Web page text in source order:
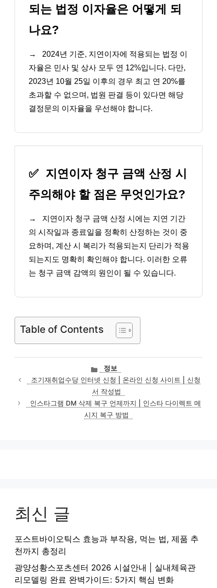
되는 법정 이자율은 어떻게 되
나요?
→
2024년 기준, 지연이자에 적용되는 법정 이
자율은 민사 및 상사 모두 연 12%입니다. 다만,
2023년 10월 25일 이후의 경우 최고 연 20%를
초과할 수 없으며, 법원 판결 등이 있다면 해당
결정문의 이자율을 우선해야 합니다.
✅ 지연이자 청구 금액 산정 시
주의해야 할 점은 무엇인가요?
→
지연이자 청구 금액 산정 시에는 지연 기간
의 시작일과 종료일을 정확히 산정하는 것이 중
요하며, 계산 시 복리가 적용되는지 단리가 적용
되는지도 명확히 확인해야 합니다. 이러한 오류
는 청구 금액 감액의 원인이 될 수 있습니다.
Table of Contents
카
테
고
리
정보
조기재취업수당 인터넷 신청 | 온라인 신청 사이트 | 신청
서 작성법
인스타그램 DM 삭제 복구 언제까지 | 인스타 다이렉트 메
시지 복구 방법
최신 글
포스트바이오틱스 효능과 부작용, 먹는 법, 제품 추
천까지 총정리
광양성황스포츠센터 2026 시설안내 | 실내체육관
리모델링 완료 완벽가이드: 5가지 핵심 변화